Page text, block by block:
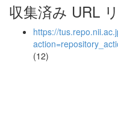
収集済み URL
https://
(12)